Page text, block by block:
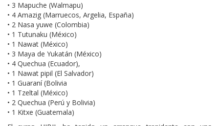
• 3 Mapuche (Walmapu)
• 4 Amazig (Marruecos, Argelia, España)
• 2 Nasa yuwe (Colombia)
• 1 Tutunaku (México)
• 1 Nawat (México)
• 3 Maya de Yukatán (México)
• 4 Quechua (Ecuador),
• 1 Nawat pipil (El Salvador)
• 1 Guaraní (Bolivia
• 1 Tzeltal (México)
• 2 Quechua (Perú y Bolivia)
• 1 Kitxe (Guatemala)